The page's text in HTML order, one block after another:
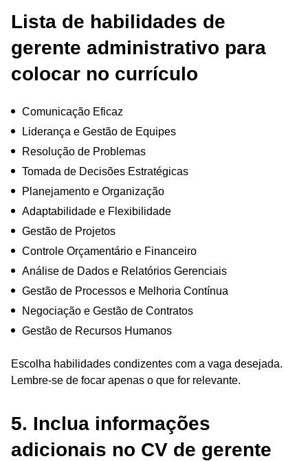
Lista de habilidades de
gerente administrativo para
colocar no currículo
Comunicação Eficaz
Liderança e Gestão de Equipes
Resolução de Problemas
Tomada de Decisões Estratégicas
Planejamento e Organização
Adaptabilidade e Flexibilidade
Gestão de Projetos
Controle Orçamentário e Financeiro
Análise de Dados e Relatórios Gerenciais
Gestão de Processos e Melhoria Contínua
Negociação e Gestão de Contratos
Gestão de Recursos Humanos
Escolha habilidades condizentes com a vaga desejada.
Lembre-se de focar apenas o que for relevante.
5. Inclua informações
adicionais no CV de gerente